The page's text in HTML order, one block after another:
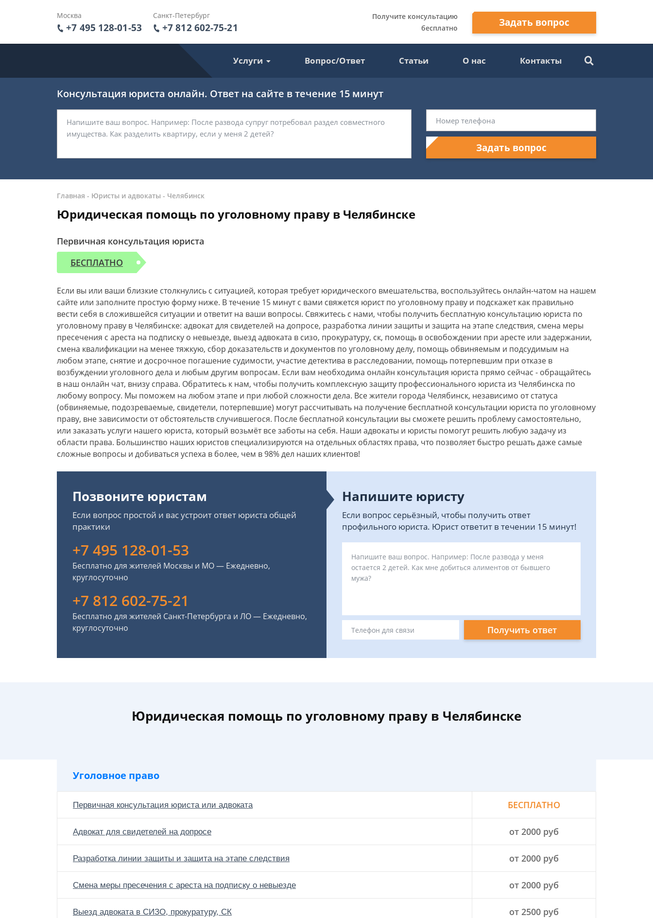
Москва
+7 495 128-01-53
Санкт-Петербург
+7 812 602-75-21
Получите консультацию
бесплатно
Задать вопрос
Услуги Вопрос/Ответ Статьи О нас Контакты
Консультация юриста онлайн. Ответ на сайте в течение 15 минут
Задать вопрос
Главная - Юристы и адвокаты - Челябинск
Юридическая помощь по уголовному праву в Челябинске
Первичная консультация юриста
БЕСПЛАТНО
Если вы или ваши близкие столкнулись c ситуацией, которая требует юридического вмешательства, воспользуйтесь онлайн-чатом на нашем
сайте или заполните простую форму ниже. В течение 15 минут с вами свяжется юрист по уголовному праву и подскажет как правильно
вести себя в сложившейся ситуации и ответит на ваши вопросы. Свяжитесь с нами, чтобы получить бесплатную консультацию юриста по
уголовному праву в Челябинске: адвокат для свидетелей на допросе, разработка линии защиты и защита на этапе следствия, смена меры
пресечения с ареста на подписку о невыезде, выезд адвоката в сизо, прокуратуру, ск, помощь в освобождении при аресте или задержании,
смена квалификации на менее тяжкую, сбор доказательств и документов по уголовному делу, помощь обвиняемым и подсудимым на
любом этапе, снятие и досрочное погашение судимости, участие детектива в расследовании, помощь потерпевшим при отказе в
возбуждении уголовного дела и любым другим вопросам. Если вам необходима онлайн консультация юриста прямо сейчас - обращайтесь
в наш онлайн чат, внизу справа. Обратитесь к нам, чтобы получить комплексную защиту профессионального юриста из Челябинска по
любому вопросу. Мы поможем на любом этапе и при любой сложности дела. Все жители города Челябинск, независимо от статуса
(обвиняемые, подозреваемые, свидетели, потерпевшие) могут рассчитывать на получение бесплатной консультации юриста по уголовному
праву, вне зависимости от обстоятельств случившегося. После бесплатной консультации вы сможете решить проблему самостоятельно,
или заказать услуги нашего юриста, который возьмёт все заботы на себя. Наши адвокаты и юристы помогут решить любую задачу из
области права. Большинство наших юристов специализируются на отдельных областях права, что позволяет быстро решать даже самые
сложные вопросы и добиваться успеха в более, чем в 98% дел наших клиентов!
Позвоните юристам
Если вопрос простой и вас устроит ответ юриста общей
практики
+7 495 128-01-53
Бесплатно для жителей Москвы и МО — Ежедневно,
круглосуточно
+7 812 602-75-21
Бесплатно для жителей Санкт-Петербурга и ЛО — Ежедневно,
круглосуточно
Напишите юристу
Если вопрос серьёзный, чтобы получить ответ
профильного юриста. Юрист ответит в течении 15 минут!
Получить ответ
Юридическая помощь по уголовному праву в Челябинске
Уголовное право
Первичная консультация юриста или адвоката БЕСПЛАТНО
Адвокат для свидетелей на допросе от 2000 руб
Разработка линии защиты и защита на этапе следствия от 2000 руб
Смена меры пресечения с ареста на подписку о невыезде от 2000 руб
Выезд адвоката в СИЗО, прокуратуру, СК от 2500 руб